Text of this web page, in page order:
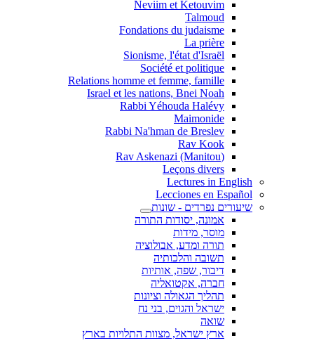
Neviim et Ketouvim
Talmoud
Fondations du judaisme
La prière
Sionisme, l'état d'Israël
Société et politique
Relations homme et femme, famille
Israel et les nations, Bnei Noah
Rabbi Yéhouda Halévy
Maimonide
Rabbi Na'hman de Breslev
Rav Kook
(Rav Askenazi (Manitou
Leçons divers
Lectures in English
Lecciones en Español
שיעורים נפרדים - שונות
אמונה, יסודות התורה
מוסר, מידות
תורה ומדע, אבולוציה
תשובה והלכותיה
דיבור, שפה, אותיות
חברה, אקטואליה
תהליך הגאולה וציונות
ישראל והגוים, בני נח
שואה
ארץ ישראל, מצוות התלויות בארץ